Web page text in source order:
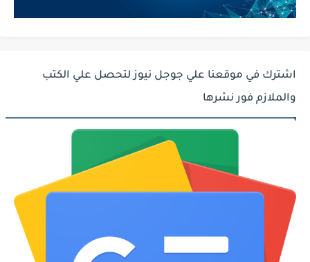
اشترك في موقعنا علي جوجل نيوز لتحصل علي الكتب
والملازم فور نشرها